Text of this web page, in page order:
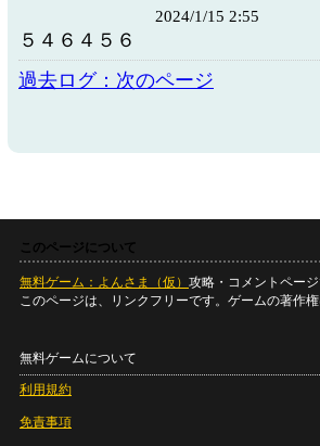
2024/1/15 2:55
５４６４５６
過去ログ：次のページ
このページについて
無料ゲーム：よんさま（仮） 攻略・コメントページ
このページは、リンクフリーです。ゲームの著作
無料ゲームについて
利用規約
免責事項